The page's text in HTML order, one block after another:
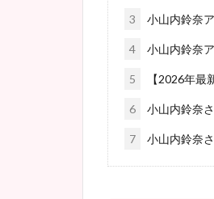
3 小山内鈴奈
4 小山内鈴奈
5 【2026年最
6 小山内鈴奈
7 小山内鈴奈